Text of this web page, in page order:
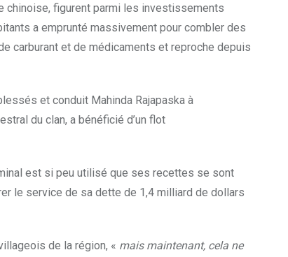
chinoise, figurent parmi les investissements
a emprunté massivement pour combler des
carburant et de médicaments et reproche depuis
et conduit Mahinda Rajapaska à
du clan, a bénéficié d’un flot
est si peu utilisé que ses recettes se sont
le service de sa dette de 1,4 milliard de dollars
de la région, « mais maintenant, cela ne